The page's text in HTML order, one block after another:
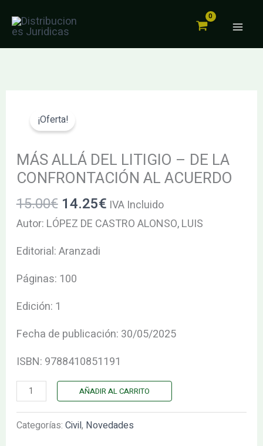
¡Oferta!
MÁS ALLÁ DEL LITIGIO – DE LA
CONFRONTACIÓN AL ACUERDO
15.00€
precio
original
era:
15.00€.
14.25€
es:
14.25€.
IVA Incluido
Autor: LÓPEZ DE CASTRO ALONSO, LUIS
Editorial: Aranzadi
Páginas: 100
Edición: 1
Fecha de publicación: 30/05/2025
ISBN: 9788410851191
ALLÁ
LITIGIO
-
LA
CONFRONTACIÓN
ACUERDO
cantidad
AÑADIR AL CARRITO
Categorías: Civil, Novedades
LITIGIO
ACUERDO